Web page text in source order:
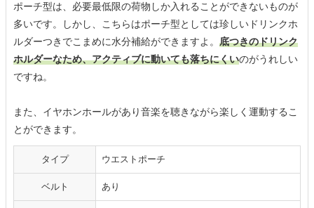
ポーチ型は、必要最低限の荷物しか入れることができないものが
多いです。しかし、こちらはポーチ型としては珍しいドリンクホ
ルダーつきでこまめに水分補給ができますよ。 底つきのドリンク
ホルダーなため、アクティブに動いても落ちにくいのがうれしい
ですね。
また、イヤホンホールがあり音楽を聴きながら楽しく運動するこ
とができます。
タイプ ウエストポーチ
ベルト あり